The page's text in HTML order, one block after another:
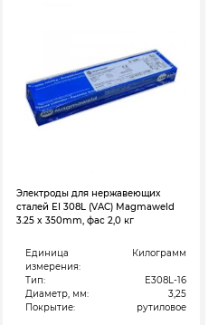
Электроды для нержавеющих
сталей EI 308L (VAC) Magmaweld
3.25 x 350mm, фас 2,0 кг
Единица
измерения:
Килограмм
Тип:
E308L-16
Диаметр, мм:
3,25
Покрытие:
рутиловое